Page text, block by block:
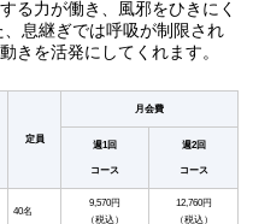
る力が働き、風邪をひきにく
息継ぎでは呼吸が制限され
きを活発にしてくれます。
定員
月会費
週1回
コース
週2回
コース
40名
9,570円
（税込）
12,760円
（税込）